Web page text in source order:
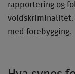
rapportering og
voldskriminalitet.
med forebygging.